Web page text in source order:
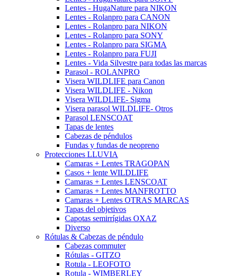
Lentes - HugaNature para NIKON
Lentes - Rolanpro para CANON
Lentes - Rolanpro para NIKON
Lentes - Rolanpro para SONY
Lentes - Rolanpro para SIGMA
Lentes - Rolanpro para FUJI
Lentes - Vida Silvestre para todas las marcas
Parasol - ROLANPRO
Visera WILDLIFE para Canon
Visera WILDLIFE - Nikon
Visera WILDLIFE- Sigma
Visera parasol WILDLIFE- Otros
Parasol LENSCOAT
Tapas de lentes
Cabezas de péndulos
Fundas y fundas de neopreno
Protecciones LLUVIA
Camaras + Lentes TRAGOPAN
Casos + lente WILDLIFE
Camaras + Lentes LENSCOAT
Camaras + Lentes MANFROTTO
Camaras + Lentes OTRAS MARCAS
Tapas del objetivos
Capotas semirrígidas OXAZ
Diverso
Rótulas & Cabezas de péndulo
Cabezas commuter
Rótulas - GITZO
Rotula - LEOFOTO
Rotula - WIMBERLEY